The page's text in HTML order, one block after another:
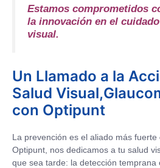
Estamos comprometidos
la innovación en el
visual.
Un Llamado a la
Salud
con Optipunt
La prevención es el aliado más
Optipunt, nos dedicamos a tu salud
que sea tarde: la detección temprana